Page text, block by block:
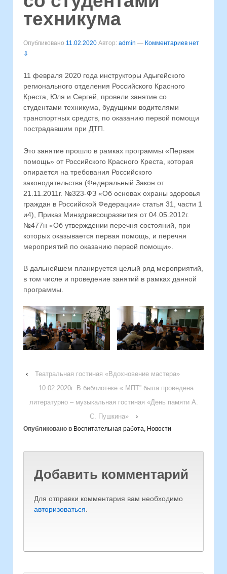
техникума
Опубликовано 11.02.2020 Автор: admin — Комментариев нет
⇩
11 февраля 2020 года инструкторы Адыгейского
регионального отделения Российского Красного
Креста, Юля и Сергей, провели занятие со
студентами техникума, будущими водителями
транспортных средств, по оказанию первой помощи
пострадавшим при ДТП.
Это занятие прошло в рамках программы «Первая
помощь» от Российского Красного Креста, которая
опирается на требования Российского
законодательства (Федеральный Закон от
21.11.2011г. №323-ФЗ «Об основах охраны здоровья
граждан в Российской Федерации» статья 31, части 1
и4), Приказ Минздравсоцразвития от 04.05.2012г.
№477н «Об утверждении перечня состояний, при
которых оказывается первая помощь, и перечня
мероприятий по оказанию первой помощи».
В дальнейшем планируется целый ряд мероприятий,
в том числе и проведение занятий в рамках данной
программы.
‹
Театральная гостиная «Вдохновение мастера»
10.02.2020г. В библиотеке « МПТ” была проведена
литературно – музыкальная гостиная «День памяти А.
С. Пушкина»
›
Опубликовано в Воспитательная работа, Новости
Добавить комментарий
Для отправки комментария вам необходимо
авторизоваться